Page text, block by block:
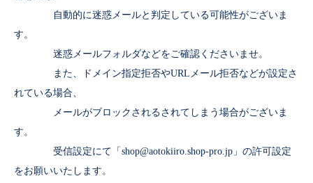
自動的に迷惑メールと判定している可能性がございま
す。
迷惑メールフォルダなどをご確認くださいませ。
また、ドメイン指定拒否やURLメール拒否などが設定さ
れている場合、
メールがブロックされるされてしまう場合がございま
す。
受信設定にて「shop@aotokiiro.shop-pro.jp」の許可設定
をお願いいたします。